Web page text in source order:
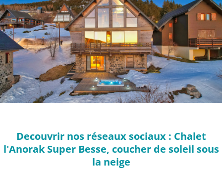
Decouvrir nos réseaux sociaux : Chalet
l'Anorak Super Besse, coucher de soleil sous
la neige